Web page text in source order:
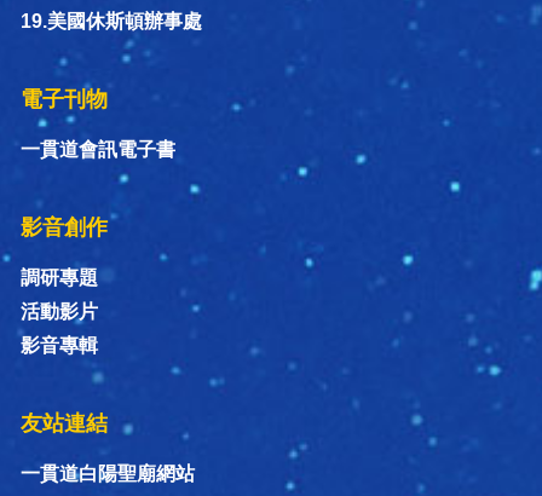
19.美國休斯頓辦事處
電子刊物
一貫道會訊電子書
影音創作
調研專題
活動影片
影音專輯
友站連結
一貫道白陽聖廟網站